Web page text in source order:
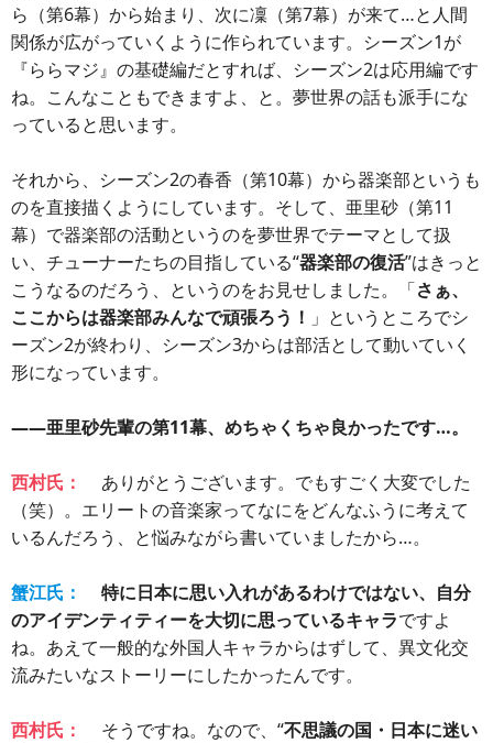
ら（第6幕）から始まり、次に凜（第7幕）が来て…と人間
関係が広がっていくように作られています。シーズン1が
『ららマジ』の基礎編だとすれば、シーズン2は応用編です
ね。こんなこともできますよ、と。夢世界の話も派手にな
っていると思います。
それから、シーズン2の春香（第10幕）から器楽部というも
のを直接描くようにしています。そして、亜里砂（第11
幕）で器楽部の活動というのを夢世界でテーマとして扱
い、チューナーたちの目指している“器楽部の復活”はきっと
こうなるのだろう、というのをお見せしました。「さぁ、
ここからは器楽部みんなで頑張ろう！ 」というところでシ
ーズン2が終わり、シーズン3からは部活として動いていく
形になっています。
――亜里砂先輩の第11幕、めちゃくちゃ良かったです…。
西村氏：
ありがとうございます。でもすごく大変でした
（笑）。エリートの音楽家ってなにをどんなふうに考えて
いるんだろう、と悩みながら書いていましたから…。
蟹江氏：
特に日本に思い入れがあるわけではない、自分
のアイデンティティーを大切に思っているキャラですよ
ね。あえて一般的な外国人キャラからはずして、異文化交
流みたいなストーリーにしたかったんです。
西村氏： そうですね。なので、“不思議の国・日本に迷い